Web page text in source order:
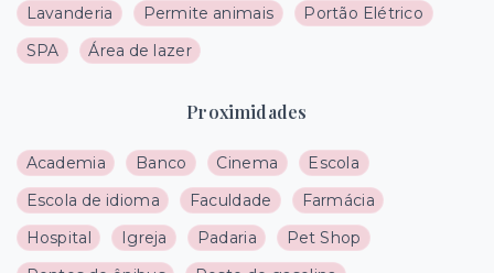
Lavanderia
Permite animais
Portão Elétrico
SPA
Área de lazer
Proximidades
Academia Banco Cinema
Escola
Escola de idioma
Faculdade
Farmácia
Hospital
Igreja Padaria
Pet Shop